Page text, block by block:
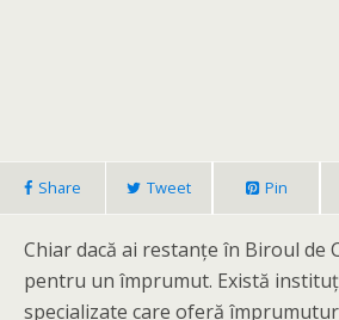
Share Tweet Pin
Chiar dacă ai restanțe în Biroul de
pentru un împrumut. Există
specializate care oferă